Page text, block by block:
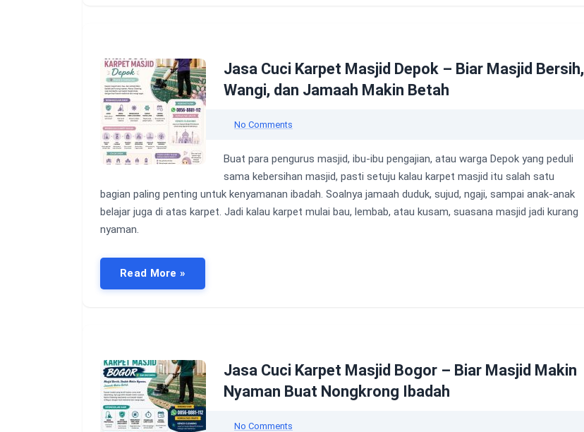
Jasa Cuci Karpet Masjid Depok – Biar Masjid Bersih,
Wangi, dan Jamaah Makin Betah
No Comments
Buat para pengurus masjid, ibu-ibu pengajian, atau warga Depok yang peduli
sama kebersihan masjid, pasti setuju kalau karpet masjid itu salah satu
bagian paling penting untuk kenyamanan ibadah. Soalnya jamaah duduk, sujud, ngaji, sampai anak-anak
belajar juga di atas karpet. Jadi kalau karpet mulai bau, lembab, atau kusam, suasana masjid jadi kurang
nyaman.
Read More »
Jasa Cuci Karpet Masjid Bogor – Biar Masjid Makin
Nyaman Buat Nongkrong Ibadah
No Comments